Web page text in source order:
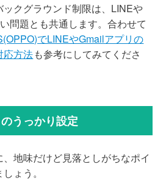
クグラウンド制限は、LINEや
問題とも共通します。合わせて
でLINEやGmailアプリの
応方法も参考にしてみてくださ
うっかり設定
地味だけど見落としがちなポイ
ょう。